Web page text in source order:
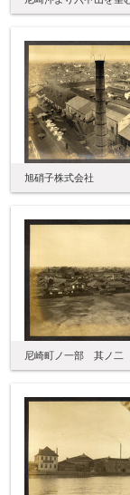
旭硝子株式会社
尼崎町ノ一部 其ノ二